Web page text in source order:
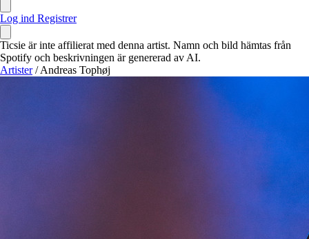
Log ind Registrer
Ticsie är inte affilierat med denna artist. Namn och bild hämtas från
Spotify och beskrivningen är genererad av AI.
Artister / Andreas Tophøj